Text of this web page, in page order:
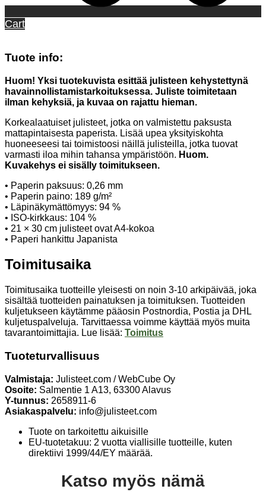
Cart
Tuote info:
Huom! Yksi tuotekuvista esittää julisteen kehystettynä
havainnollistamistarkoituksessa. Juliste toimitetaan
ilman kehyksiä, ja kuvaa on rajattu hieman.
Korkealaatuiset julisteet, jotka on valmistettu paksusta
mattapintaisesta paperista. Lisää upea yksityiskohta
huoneeseesi tai toimistoosi näillä julisteilla, jotka tuovat
varmasti iloa mihin tahansa ympäristöön. Huom.
Kuvakehys ei sisälly toimitukseen.
• Paperin paksuus: 0,26 mm
• Paperin paino: 189 g/m²
• Läpinäkymättömyys: 94 %
• ISO-kirkkaus: 104 %
• 21 × 30 cm julisteet ovat A4-kokoa
• Paperi hankittu Japanista
Toimitusaika
Toimitusaika tuotteille yleisesti on noin 3-10 arkipäivää, joka
sisältää tuotteiden painatuksen ja toimituksen. Tuotteiden
kuljetukseen käytämme pääosin Postnordia, Postia ja DHL
kuljetuspalveluja. Tarvittaessa voimme käyttää myös muita
tavarantoimittajia. Lue lisää: Toimitus
Tuoteturvallisuus
Valmistaja: Julisteet.com / WebCube Oy
Osoite: Salmentie 1 A13, 63300 Alavus
Y-tunnus: 2658911-6
Asiakaspalvelu: info@julisteet.com
Tuote on tarkoitettu aikuisille
EU-tuotetakuu: 2 vuotta viallisille tuotteille, kuten
direktiivi 1999/44/EY määrää.
Katso myös nämä